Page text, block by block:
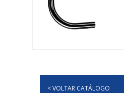
< VOLTAR CATÁLOGO